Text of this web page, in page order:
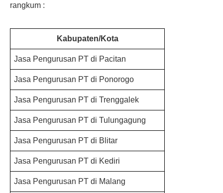
rangkum :
Kabupaten/Kota
Jasa Pengurusan PT di Pacitan
Jasa Pengurusan PT di Ponorogo
Jasa Pengurusan PT di Trenggalek
Jasa Pengurusan PT di Tulungagung
Jasa Pengurusan PT di Blitar
Jasa Pengurusan PT di Kediri
Jasa Pengurusan PT di Malang